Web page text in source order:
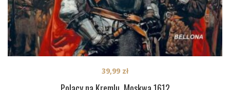
39,99 zł